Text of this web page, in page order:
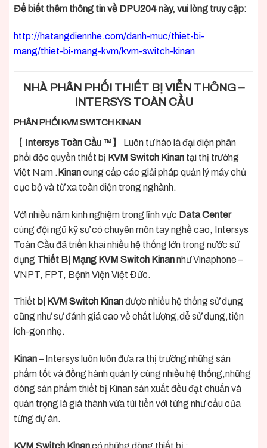
Để biết thêm thông tin về DPU204 này, vui lòng truy cập:
http://hatangdiennhe.com/danh-muc/thiet-bi-
mang/thiet-bi-mang-kvm/kvm-switch-kinan
NHÀ PHÂN PHỐI THIẾT BỊ VIỄN THÔNG –
INTERSYS TOÀN CẦU
PHÂN PHỐI KVM SWITCH KINAN
【 Intersys Toàn Cầu ™ 】 Luôn tư hào là đại diện phân
phối độc quyền thiết bị KVM Switch Kinan tại thị trường
Việt Nam . Kinancung cấp các giải pháp quản lý máy chủ
cục bộ và từ xa toàn diện trong nghành.
Với nhiều năm kinh nghiệm trong lĩnh vực Data Center
cùng đội ngũ kỹ sư có chuyên môn tay nghề cao, Intersys
Toàn Cầu đã triển khai nhiều hệ thống lớn trong nước sử
dụng Thiết Bị Mạng KVM Switch Kinannhư Vinaphone –
VNPT, FPT, Bệnh Viện Việt Đức.
Thiết bị KVM Switch Kinanđược nhiều hệ thống sử dụng
cũng như sự đánh giá cao về chất lượng,dễ sử dụng,tiện
ích-gọn nhẹ.
Kinan– Intersys luôn luôn đưa ra thị trường những sản
phẩm tốt và đồng hành quản lý cùng nhiều hệ thống,những
dòng sản phẩm thiết bị Kinan sản xuất đều đạt chuẩn và
quản trọng là giá thành vừa túi tiền với từng như cầu của
từng dự án.
KVM Switch Kinancó những dòng thiết bị :